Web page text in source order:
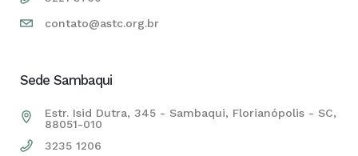
contato@astc.org.br
Sede Sambaqui
Estr. Isid Dutra, 345 - Sambaqui, Florianópolis - SC,
88051-010
3235 1206